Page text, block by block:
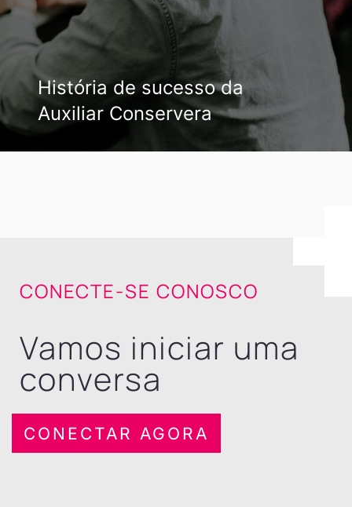
História de sucesso da
Auxiliar Conservera
CONECTE-SE CONOSCO
Vamos iniciar uma
conversa
CONECTAR AGORA